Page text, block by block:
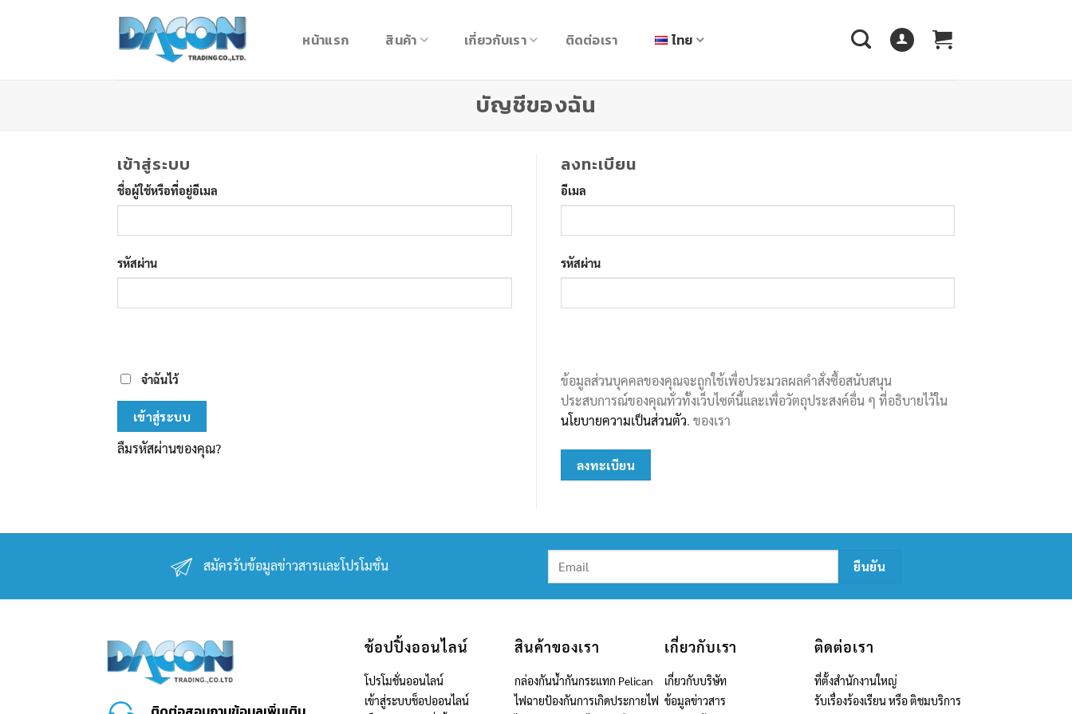
หน้าแรก สินค้า เกี่ยวกับเรา ติดต่อเรา ไทย
บัญชีของฉัน
เข้าสู่ระบบ
ชื่อผู้ใช้หรือที่อยู่อีเมล
รหัสผ่าน
จำฉันไว้
เข้าสู่ระบบ
ลืมรหัสผ่านของคุณ?
ลงทะเบียน
อีเมล
รหัสผ่าน
ข้อมูลส่วนบุคคลของคุณจะถูกใช้เพื่อประมวลผลคำสั่งซื้อสนับสนุน
ประสบการณ์ของคุณทั่วทั้งเว็บไซต์นี้และเพื่อวัตถุประสงค์อื่น ๆ ที่อธิบายไว้ใน
นโยบายความเป็นส่วนตัว. ของเรา
ลงทะเบียน
สมัครรับข้อมูลข่าวสารเเละโปรโมชั่น
ช้อปปิ้งออนไลน์
โปรโมชั่นออนไลน์
เข้าสู่ระบบช็อปออนไลน์
สินค้าของเรา
กล่องกันน้ำกันกระแทก Pelican
ไฟฉายป้องกันการเกิดประกายไฟ
เกี่ยวกับเรา
เกี่ยวกับบริษัท
ข้อมูลข่าวสาร
ติดต่อเรา
ที่ตั้งสำนักงานใหญ่
รับเรื่องร้องเรียน หรือ ติชมบริการ